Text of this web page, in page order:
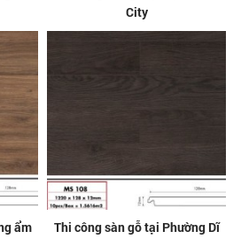
City
ẩm
Thi công sàn gỗ tại Phường Dĩ